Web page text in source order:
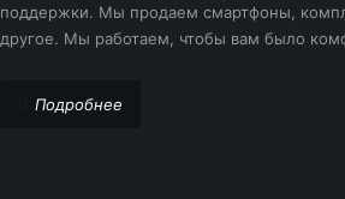
поддержки. Мы продаем смартфоны,
другое. Мы работаем, чтобы вам было
Подробнее